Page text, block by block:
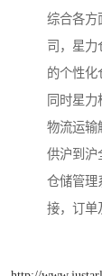
综合各方
司，星力
的个性化
同时星
物流运输
供沪到沪
仓储管理
接，订单